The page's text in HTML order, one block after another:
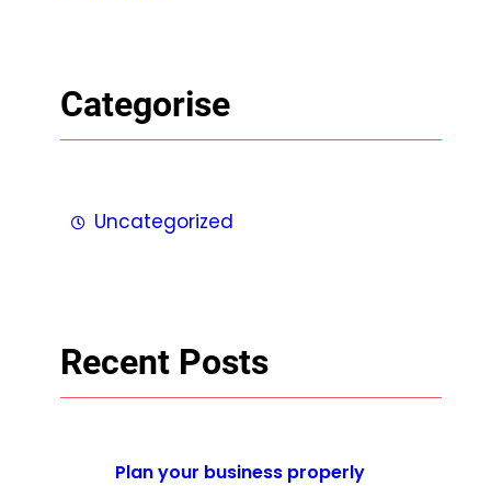
Categorise
Uncategorized
Recent Posts
Plan your business properly